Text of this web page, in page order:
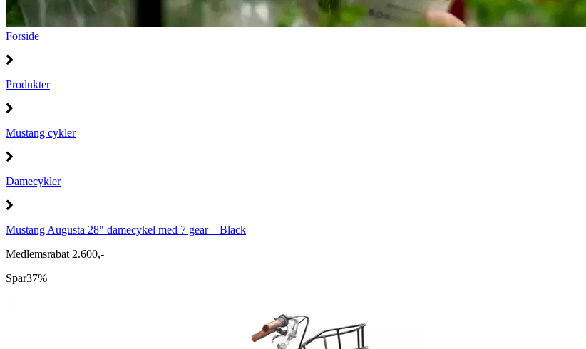
Forside
Produkter
Mustang cykler
Damecykler
Mustang Augusta 28" damecykel med 7 gear – Black
Medlemsrabat 2.600,-
Spar37%